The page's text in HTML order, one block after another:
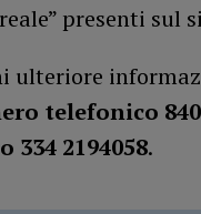
presenti sul
ulteriore
telefonico 840
334 2194058.